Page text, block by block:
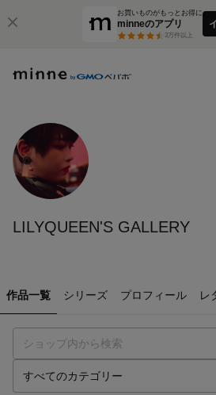
お買いものがもっとお得に
minneのアプリ
3万件以上
LILYQUEEN'S GALLERY
作品一覧 シリーズ プロフィール レ